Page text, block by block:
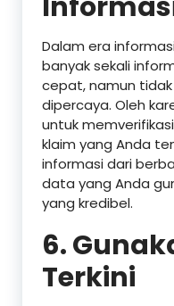
Dalam era
banyak sekali
cepat, namun
dipercaya. Oleh
untuk
klaim yang Anda
informasi dari
data yang Anda
yang kredibel.
6.
Terkini